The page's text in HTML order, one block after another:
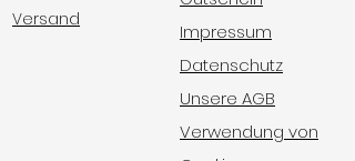
Versand
Impressum​
Datenschutz
Unsere AGB​​​
Verwendung von